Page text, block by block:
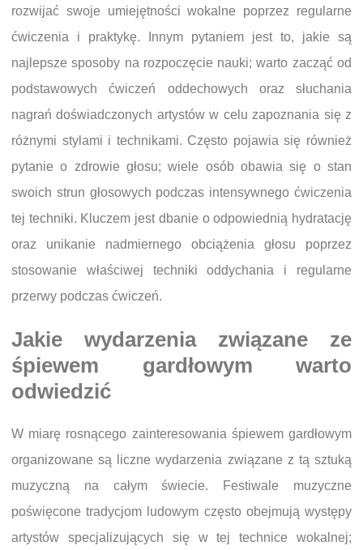
rozwijać swoje umiejętności wokalne poprzez regularne
ćwiczenia i praktykę. Innym pytaniem jest to, jakie są
najlepsze sposoby na rozpoczęcie nauki; warto zacząć od
podstawowych ćwiczeń oddechowych oraz słuchania
nagrań doświadczonych artystów w celu zapoznania się z
różnymi stylami i technikami. Często pojawia się również
pytanie o zdrowie głosu; wiele osób obawia się o stan
swoich strun głosowych podczas intensywnego ćwiczenia
tej techniki. Kluczem jest dbanie o odpowiednią hydratację
oraz unikanie nadmiernego obciążenia głosu poprzez
stosowanie właściwej techniki oddychania i regularne
przerwy podczas ćwiczeń.
Jakie wydarzenia związane ze
śpiewem gardłowym warto
odwiedzić
W miarę rosnącego zainteresowania śpiewem gardłowym
organizowane są liczne wydarzenia związane z tą sztuką
muzyczną na całym świecie. Festiwale muzyczne
poświęcone tradycjom ludowym często obejmują występy
artystów specjalizujących się w tej technice wokalnej;